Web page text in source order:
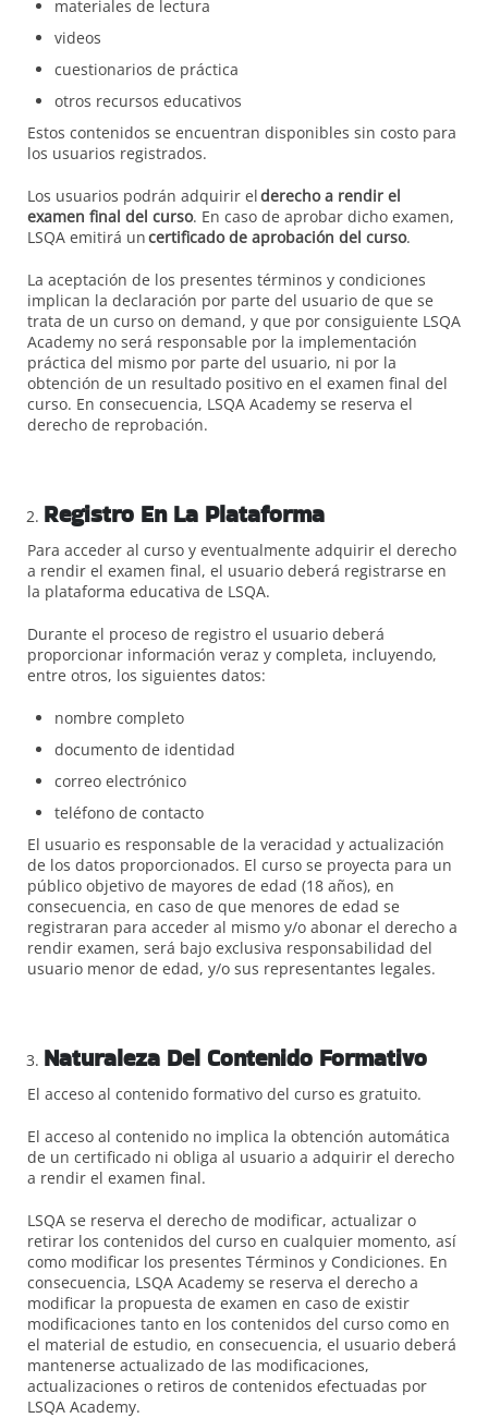
materiales de lectura
videos
cuestionarios de práctica
otros recursos educativos
Estos contenidos se encuentran disponibles sin costo para
los usuarios registrados.
Los usuarios podrán adquirir elderecho a rendir el
examen final del curso. En caso de aprobar dicho examen,
LSQA emitirá uncertificado de aprobación del curso.
La aceptación de los presentes términos y condiciones
implican la declaración por parte del usuario de que se
trata de un curso on demand, y que por consiguiente LSQA
Academy no será responsable por la implementación
práctica del mismo por parte del usuario, ni por la
obtención de un resultado positivo en el examen final del
curso. En consecuencia, LSQA Academy se reserva el
derecho de reprobación.
Registro En La Plataforma
Para acceder al curso y eventualmente adquirir el derecho
a rendir el examen final, el usuario deberá registrarse en
la plataforma educativa de LSQA.
Durante el proceso de registro el usuario deberá
proporcionar información veraz y completa, incluyendo,
entre otros, los siguientes datos:
nombre completo
documento de identidad
correo electrónico
teléfono de contacto
El usuario es responsable de la veracidad y actualización
de los datos proporcionados. El curso se proyecta para un
público objetivo de mayores de edad (18 años), en
consecuencia, en caso de que menores de edad se
registraran para acceder al mismo y/o abonar el derecho a
rendir examen, será bajo exclusiva responsabilidad del
usuario menor de edad, y/o sus representantes legales.
Naturaleza Del Contenido Formativo
El acceso al contenido formativo del curso es gratuito.
El acceso al contenido no implica la obtención automática
de un certificado ni obliga al usuario a adquirir el derecho
a rendir el examen final.
LSQA se reserva el derecho de modificar, actualizar o
retirar los contenidos del curso en cualquier momento, así
como modificar los presentes Términos y Condiciones. En
consecuencia, LSQA Academy se reserva el derecho a
modificar la propuesta de examen en caso de existir
modificaciones tanto en los contenidos del curso como en
el material de estudio, en consecuencia, el usuario deberá
mantenerse actualizado de las modificaciones,
actualizaciones o retiros de contenidos efectuadas por
LSQA Academy.